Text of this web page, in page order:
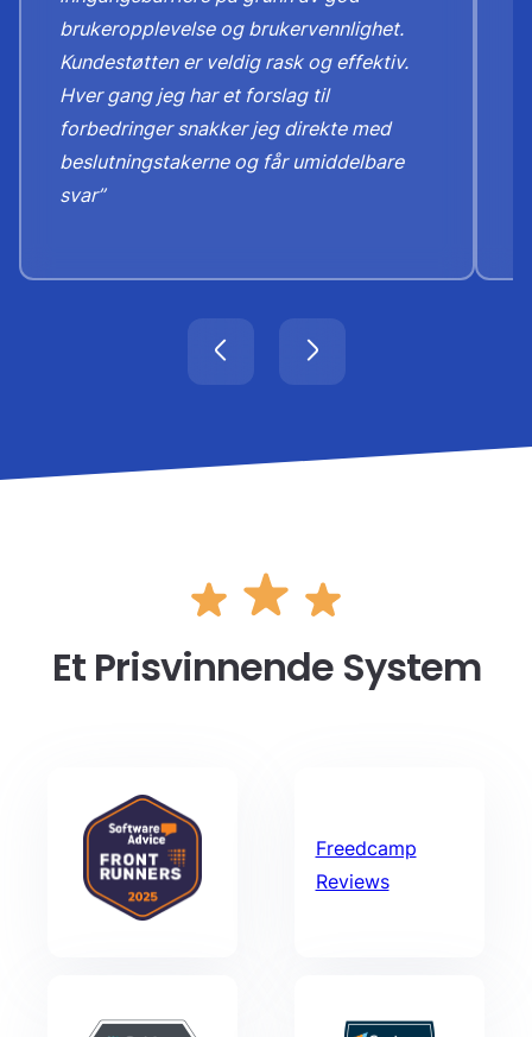
brukeropplevelse og brukervennlighet.
Kundestøtten er veldig rask og effektiv.
Hver gang jeg har et forslag til
forbedringer snakker jeg direkte med
beslutningstakerne og får umiddelbare
svar”
Et Prisvinnende System
Freedcamp
Reviews